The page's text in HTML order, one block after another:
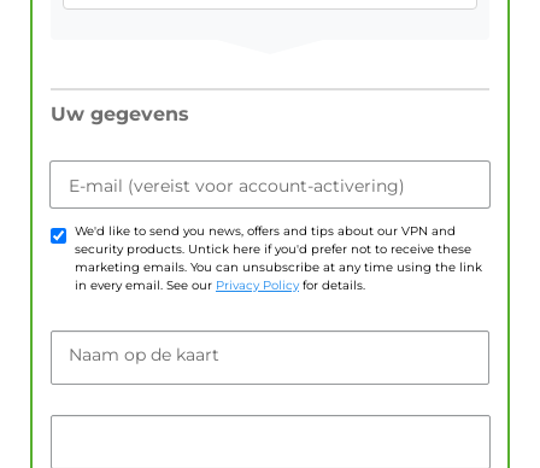
Uw gegevens
E-mail (vereist voor account-activering)
We'd like to send you news, offers and tips about our VPN and
security products. Untick here if you'd prefer not to receive these
marketing emails. You can unsubscribe at any time using the link
in every email. See our Privacy Policy for details.
Naam op de kaart